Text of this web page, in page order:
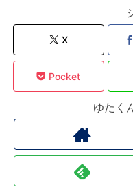
X
Pocket
ゆたく